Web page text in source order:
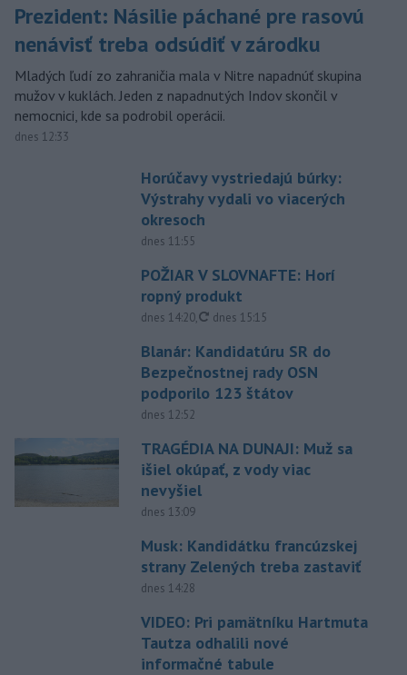
Prezident: Násilie páchané pre rasovú
nenávisť treba odsúdiť v zárodku
Mladých ľudí zo zahraničia mala v Nitre napadnúť skupina
mužov v kuklách. Jeden z napadnutých Indov skončil v
nemocnici, kde sa podrobil operácii.
dnes 12:33
Horúčavy vystriedajú búrky:
Výstrahy vydali vo viacerých
okresoch
dnes 11:55
POŽIAR V SLOVNAFTE: Horí
ropný produkt
dnes 14:20, aktualizované
dnes 15:15
Blanár: Kandidatúru SR do
Bezpečnostnej rady OSN
podporilo 123 štátov
dnes 12:52
TRAGÉDIA NA DUNAJI: Muž sa
išiel okúpať, z vody viac
nevyšiel
dnes 13:09
Musk: Kandidátku francúzskej
strany Zelených treba zastaviť
dnes 14:28
VIDEO: Pri pamätníku Hartmuta
Tautza odhalili nové
informačné tabule